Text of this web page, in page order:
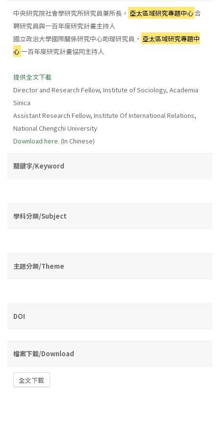
中央研究院社會學研究所研究員兼所長， 亞太區域研究專題中心合
聘研究員與一百年度研究計畫主持人
國立政治大學國際關係研究中心助理研究員， 亞太區域研究專題中
心 一百年度研究計畫協同主持人
提供全文下載
Director and Research Fellow, Institute of Sociology, Academia
Sinica
Assistant Research Fellow, Institute Of International Relations,
National Chengchi University
Download here. (In Chinese)
關鍵字/Keyword
學科分類/Subject
主題分類/Theme
DOI
檔案下載/Download
全文下載